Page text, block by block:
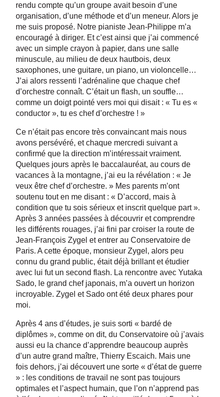
rendu compte qu’un groupe avait besoin d’une
organisation, d’une méthode et d’un meneur. Alors je
me suis proposé. Notre pianiste Jean-Philippe m’a
encouragé à diriger. Et c’est ainsi que j’ai commencé
avec un simple crayon à papier, dans une salle
minuscule, au milieu de deux hautbois, deux
saxophones, une guitare, un piano, un violoncelle…
J’ai alors ressenti l’adrénaline que chaque chef
d’orchestre connaît. C’était un flash, un souffle…
comme un doigt pointé vers moi qui disait : « Tu es «
conductor », tu es chef d’orchestre ! »
Ce n’était pas encore très convaincant mais nous
avons persévéré, et chaque mercredi suivant a
confirmé que la direction m’intéressait vraiment.
Quelques jours après le baccalauréat, au cours de
vacances à la montagne, j’ai eu la révélation : « Je
veux être chef d’orchestre. » Mes parents m’ont
soutenu tout en me disant : « D’accord, mais à
condition que tu sois sérieux et inscrit quelque part ».
Après 3 années passées à découvrir et comprendre
les différents rouages, j’ai fini par croiser la route de
Jean-François Zygel et entrer au Conservatoire de
Paris. A cette époque, monsieur Zygel, alors peu
connu du grand public, était déjà brillant et étudier
avec lui fut un second flash. La rencontre avec Yutaka
Sado, le grand chef japonais, m’a ouvert un horizon
incroyable. Zygel et Sado ont été deux phares pour
moi.
Après 4 ans d’études, je suis sorti « bardé de
diplômes », comme on dit, du Conservatoire où j’avais
aussi eu la chance d’apprendre beaucoup auprès
d’un autre grand maître, Thierry Escaich. Mais une
fois dehors, j’ai découvert une sorte « d’état de guerre
» : les conditions de travail ne sont pas toujours
optimales et l’aspect humain, que l’on n’apprend pas